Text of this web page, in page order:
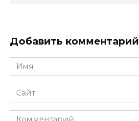
Добавить комментарий
Имя
*
Сайт
Комментарий